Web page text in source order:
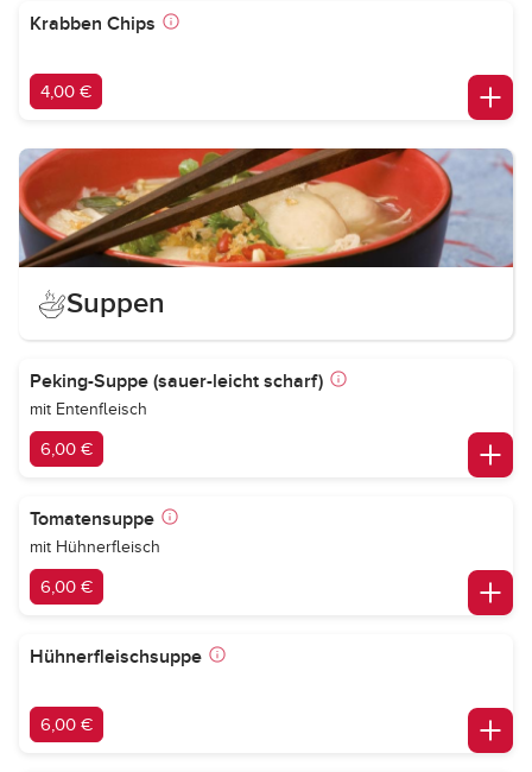
Krabben Chips
4,00 €
Suppen
Peking-Suppe (sauer-leicht scharf)
mit Entenfleisch
6,00 €
Tomatensuppe
mit Hühnerfleisch
6,00 €
Hühnerfleischsuppe
6,00 €